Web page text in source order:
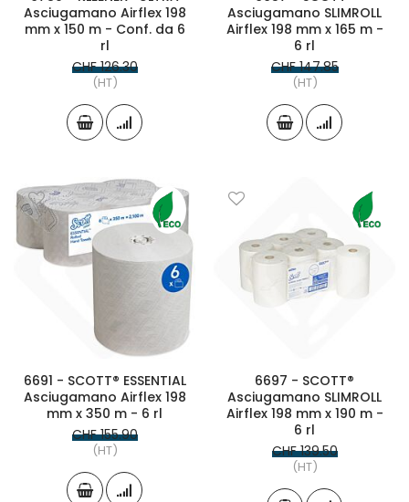
Asciugamano Airflex 198
mm x 150 m - Conf. da 6
rl
CHF 126.30
(HT)
Asciugamano SLIMROLL
Airflex 198 mm x 165 m -
6 rl
CHF 147.85
(HT)
6691 - SCOTT® ESSENTIAL
Asciugamano Airflex 198
mm x 350 m - 6 rl
CHF 155.90
(HT)
6697 - SCOTT®
Asciugamano SLIMROLL
Airflex 198 mm x 190 m -
6 rl
CHF 139.50
(HT)